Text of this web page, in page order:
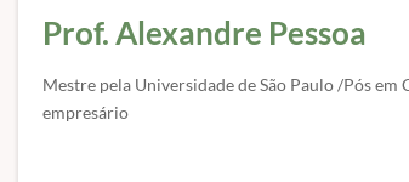
Prof. Alexandre Pessoa
Mestre pela Universidade de São Paulo /Pós
empresário